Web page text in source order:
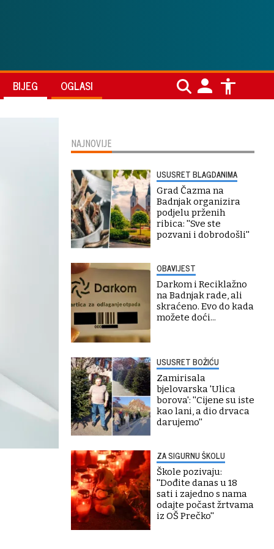
BIJEG OGLASI
NAJNOVIJE
USUSRET BLAGDANIMA
Grad Čazma na
Badnjak organizira
podjelu prženih
ribica: ''Sve ste
pozvani i dobrodošli''
OBAVIJEST
Darkom i Reciklažno
na Badnjak rade, ali
skraćeno. Evo do kada
možete doći...
USUSRET BOŽIĆU
Zamirisala
bjelovarska 'Ulica
borova': ''Cijene su iste
kao lani, a dio drvaca
darujemo''
ZA SIGURNU ŠKOLU
Škole pozivaju:
''Dođite danas u 18
sati i zajedno s nama
odajte počast žrtvama
iz OŠ Prečko''